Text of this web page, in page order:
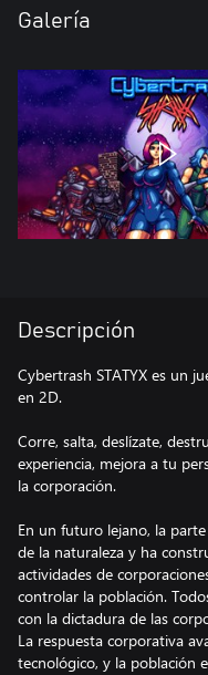
Galería
Descripción
Cybertrash STATYX es un
en 2D.
Corre, salta, deslízate,
experiencia, mejora a tu
la corporación.
En un futuro lejano, la
de la naturaleza y ha
actividades de
controlar la población.
con la dictadura de las
La respuesta corporativa
tecnológico, y la población